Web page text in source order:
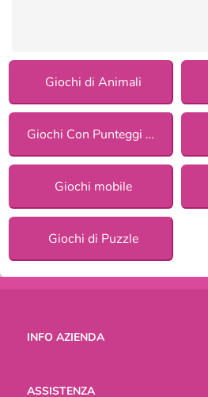
Giochi di Animali
Giochi Con Punteggi Più Alti
Giochi mobile
Giochi di Puzzle
INFO AZIENDA
ASSISTENZA